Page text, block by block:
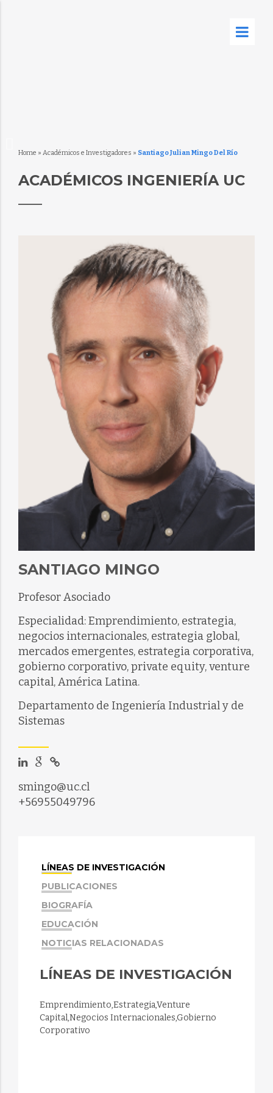
Home » Académicos e Investigadores » Santiago Julian Mingo Del Río
ACADÉMICOS INGENIERÍA UC
SANTIAGO MINGO
Profesor Asociado
Especialidad: Emprendimiento, estrategia,
negocios internacionales, estrategia global,
mercados emergentes, estrategia corporativa,
gobierno corporativo, private equity, venture
capital, América Latina.
Departamento de Ingeniería Industrial y de
Sistemas
smingo@uc.cl
+56955049796
LÍNEAS DE INVESTIGACIÓN
PUBLICACIONES
BIOGRAFÍA
EDUCACIÓN
NOTICIAS RELACIONADAS
LÍNEAS DE INVESTIGACIÓN
Emprendimiento,Estrategia,Venture
Capital,Negocios Internacionales,Gobierno
Corporativo